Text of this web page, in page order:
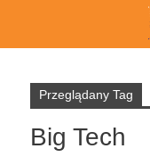
Przeglądany Tag
Big Tech